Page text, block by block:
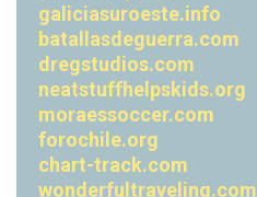
galiciasuroeste.info
batallasdeguerra.com
dregstudios.com
neatstuffhelpskids.org
moraessoccer.com
forochile.org
chart-track.com
wonderfultraveling.com